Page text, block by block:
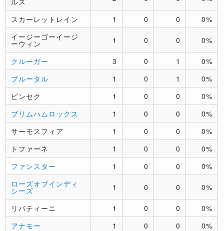
スカーレットレイン 1 0 0
0%
イージーゴーイージ
ーウィン 1 0 0 0%
クルーガー 3 0 1
0%
ブルータル
1 0 1
0%
ピンセク
1 0 0
0%
ブリムハムロックス
1 0 0
0%
サーモスフィア
1 0 0
0%
トファーネ
1 0 0
0%
ファンスター
1 0 0
0%
ローズオブインディ
シーズ 1 0 0 0%
リバティーニ 1 0 0
0%
アナモー
1 0 0
0%